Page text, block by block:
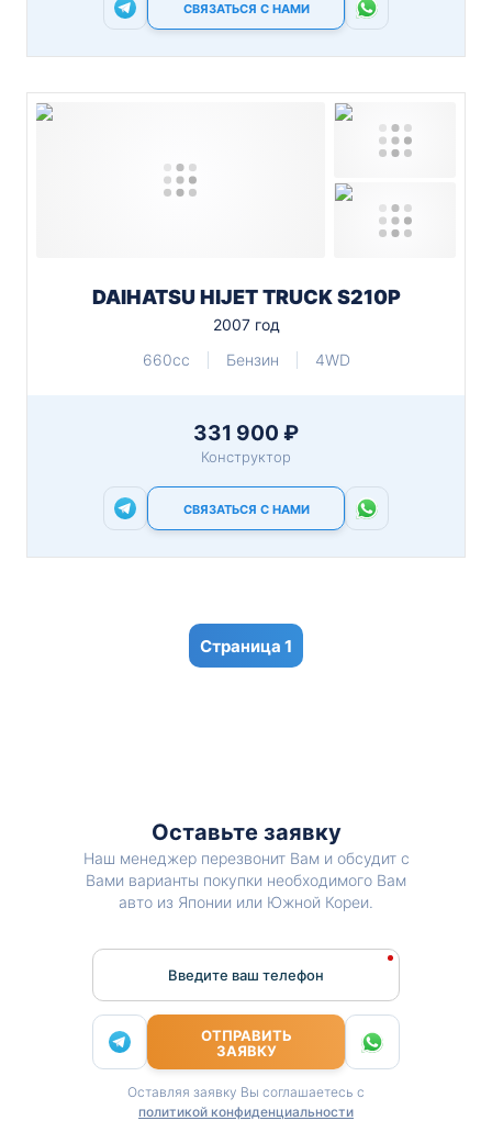
СВЯЗАТЬСЯ С НАМИ
DAIHATSU HIJET TRUCK S210P
2007 год
660cc
Бензин 4WD
331 900 ₽
Конструктор
СВЯЗАТЬСЯ С НАМИ
1
Оставьте заявку
Наш менеджер перезвонит Вам и обсудит с
Вами варианты покупки необходимого Вам
авто из Японии или Южной Кореи.
Введите ваш телефон
ОТПРАВИТЬ
ЗАЯВКУ
Оставляя заявку Вы соглашаетесь с
политикой конфиденциальности